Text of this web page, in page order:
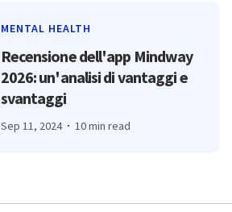
MENTAL HEALTH
Recensione dell'app Mindway
2026: un'analisi di vantaggi e
svantaggi
Sep 11, 2024 10 min read